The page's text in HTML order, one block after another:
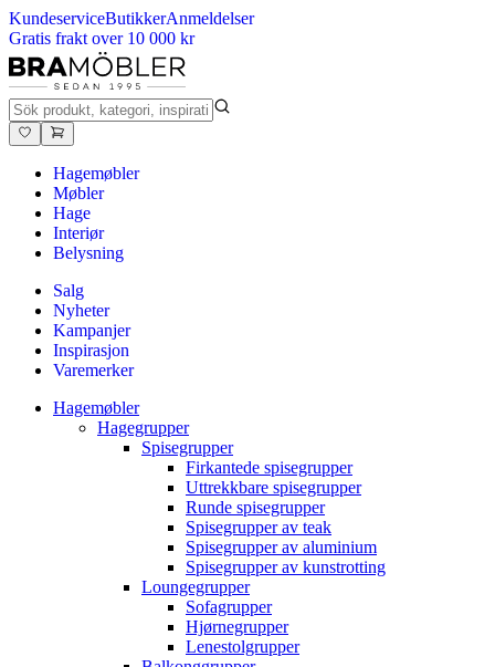
KundeserviceButikkerAnmeldelser
Gratis frakt over 10 000 kr
Hagemøbler
Møbler
Hage
Interiør
Belysning
Salg
Nyheter
Kampanjer
Inspirasjon
Varemerker
Hagemøbler
Hagegrupper
Spisegrupper
Firkantede spisegrupper
Uttrekkbare spisegrupper
Runde spisegrupper
Spisegrupper av teak
Spisegrupper av aluminium
Spisegrupper av kunstrotting
Loungegrupper
Sofagrupper
Hjørnegrupper
Lenestolgrupper